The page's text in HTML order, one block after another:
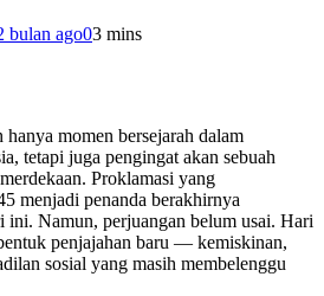
bulan ago03 mins
momen bersejarah dalam
tetapi juga pengingat akan sebuah
Proklamasi yang
menjadi penanda berakhirnya
ini. Namun, perjuangan belum usai. Hari
penjajahan baru — kemiskinan,
sosial yang masih membelenggu